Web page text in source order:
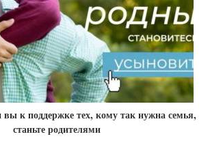
вы к поддержке тех, кому так нужна семья,
станьте родителями